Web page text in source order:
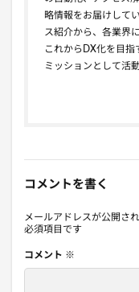
略情報をお届けして
ス紹介から、各業界
これからDX化を目指
ミッションとして活
コメントを書く
メールアドレスが公開さ
必須項目です
コメント ※